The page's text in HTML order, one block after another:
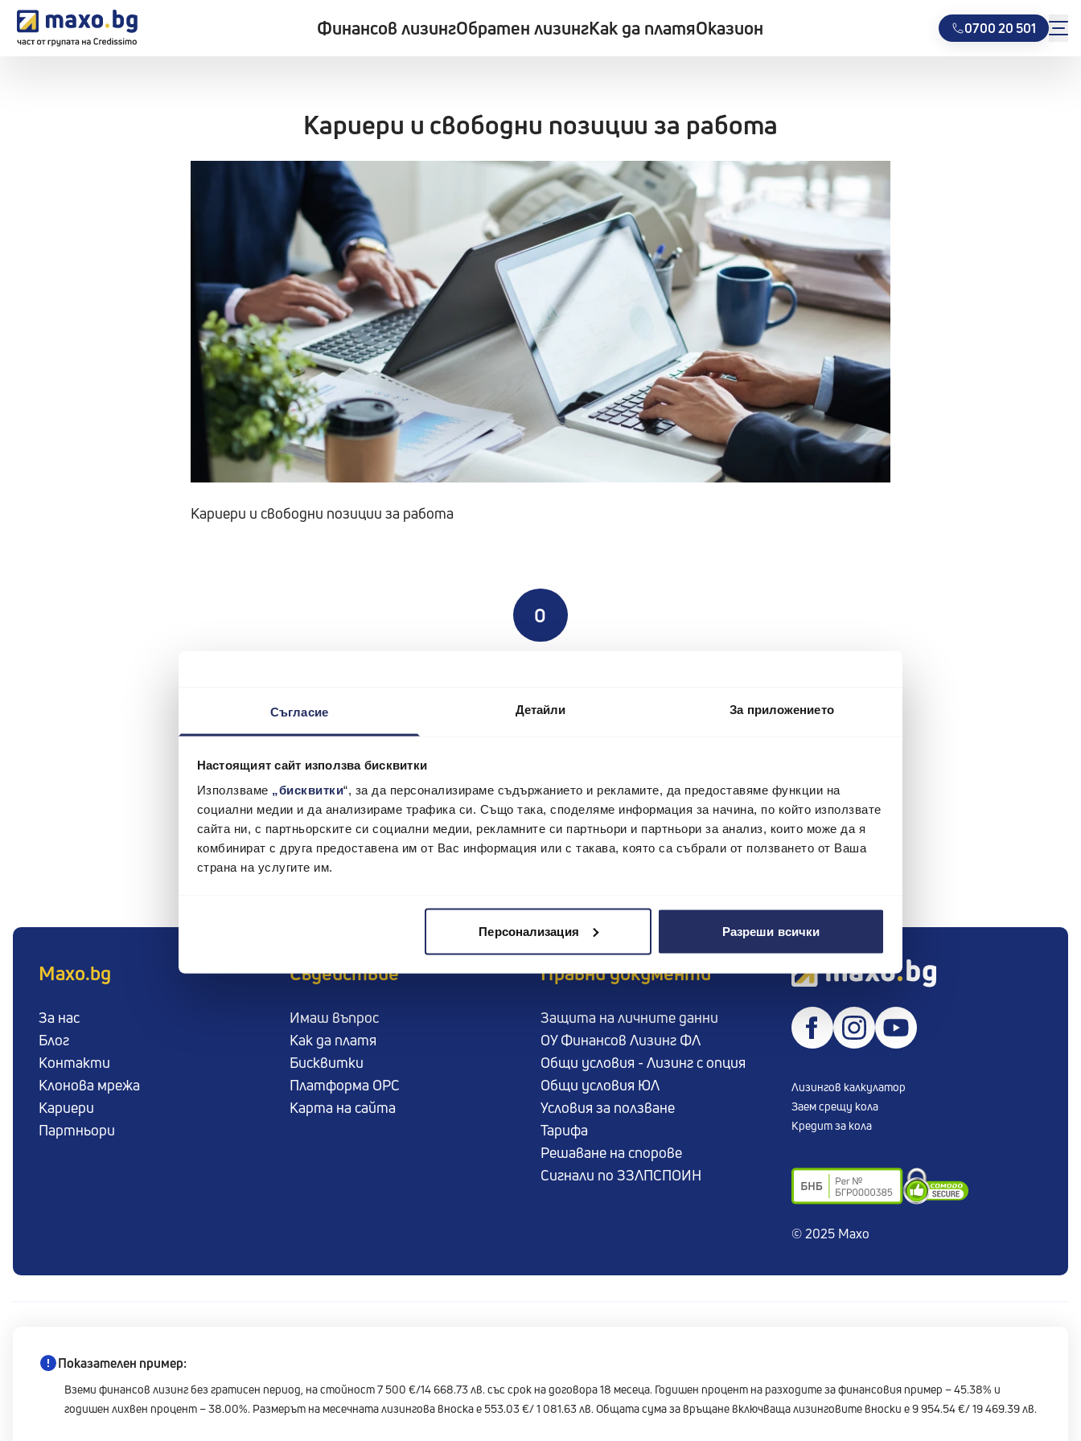
Съгласие Детайли За приложението
Настоящият сайт използва бисквитки
Използваме „бисквитки“, за да персонализираме съдържанието и рекламите, да предоставяме функции на
социални медии и да анализираме трафика си. Също така, споделяме информация за начина, по който използвате
сайта ни, с партньорските си социални медии, рекламните си партньори и партньори за анализ, които може да я
комбинират с друга предоставена им от Вас информация или с такава, която са събрали от ползването от Ваша
страна на услугите им.
Персонализация Разреши всички
Финансов лизингОбратен лизингКак да платяОказион 0700 20 501
Кариери и свободни позиции за работа
Кариери и свободни позиции за работа
0
Обратно в Кариери
Maxo.bg
За нас
Блог
Контакти
Клонова мрежа
Кариери
Партньори
Съдействие
Имаш въпрос
Как да платя
Бисквитки
Платформа ОРС
Карта на сайта
Правни документи
Защита на личните данни
ОУ Финансов Лизинг ФЛ
Общи условия - Лизинг с опция
Общи условия ЮЛ
Условия за ползване
Тарифа
Решаване на спорове
Сигнали по ЗЗЛПСПОИН
Лизингов калкулатор
Заем срещу кола
Кредит за кола
© 2025 Maxo
Показателен пример:
Вземи финансов лизинг без гратисен период, на стойност 7 500 €/14 668.73 лв. със срок на договора 18 месеца. Годишен процент на разходите за финансовия пример – 45.38% и
годишен лихвен процент – 38.00%. Размерът на месечната лизингова вноска е 553.03 €/ 1 081.63 лв. Общата сума за връщане включваща лизинговите вноски е 9 954.54 €/ 19 469.39 лв.